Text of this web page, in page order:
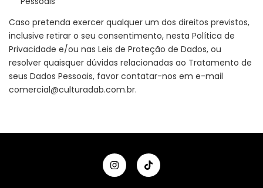
Caso pretenda exercer qualquer um dos direitos previstos,
inclusive retirar o seu consentimento, nesta Política de
Privacidade e/ou nas Leis de Proteção de Dados, ou
resolver quaisquer dúvidas relacionadas ao Tratamento de
seus Dados Pessoais, favor contatar-nos em e-mail
comercial@culturadab.com.br.